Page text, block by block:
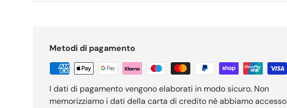
Metodi di pagamento
I dati di pagamento vengono elaborati in modo sicuro. Non
memorizziamo i dati della carta di credito né abbiamo